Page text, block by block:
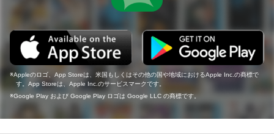
Appleのロゴ、App Storeは、米国もしくはその他の国や地域におけるApple Inc.の商標で
す。App Storeは、Apple Inc.のサービスマークです。
Google Play および Google Play ロゴは Google LLC の商標です。